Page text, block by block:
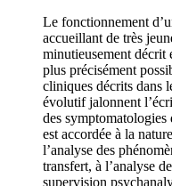
Le fonctionnement
accueillant de très
minutieusement décrit
plus précisément
cliniques décrits dans
évolutif jalonnent
des symptomatologies
est accordée à la
l’analyse des
transfert, à l’analyse
supervision